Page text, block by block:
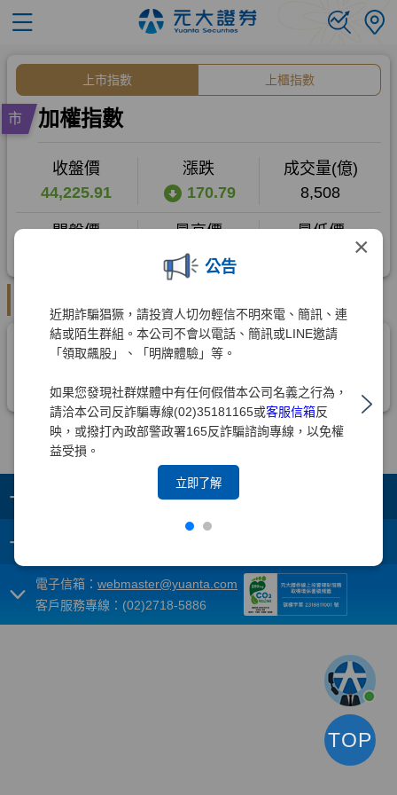
×
公告
近期詐騙猖獗，請投資人切勿輕信不明來電、簡訊、連
結或陌生群組。本公司不會以電話、簡訊或LINE邀請
「領取飆股」、「明牌體驗」等。
如果您發現社群媒體中有任何假借本公司名義之行為，
請洽本公司反詐騙專線(02)35181165或客服信箱反
映，或撥打內政部警政署165反詐騙諮詢專線，以免權
益受損。
立即了解
+
+
電子信箱： webmaster@yuanta.com
客戶服務專線：(02)2718-5886
TOP